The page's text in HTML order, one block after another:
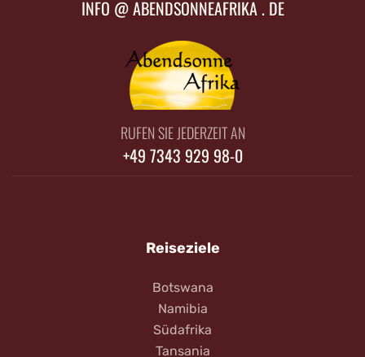
INFO @ ABENDSONNEAFRIKA . DE
RUFEN SIE JEDERZEIT AN
+49 7343 929 98-0
Reiseziele
Botswana
Namibia
Südafrika
Tansania